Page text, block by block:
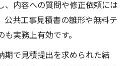
プレート活用で説明責任を
記載で建設見積の明瞭化を
、内容への質問や修正依頼には
公共工事見積書の雛形や無料テ
実務上有効です。
期で見積提出を求められた結